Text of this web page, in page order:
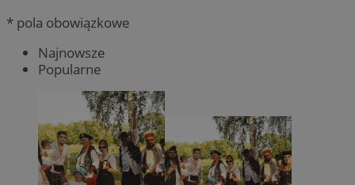
* pola obowiązkowe
Najnowsze
Popularne